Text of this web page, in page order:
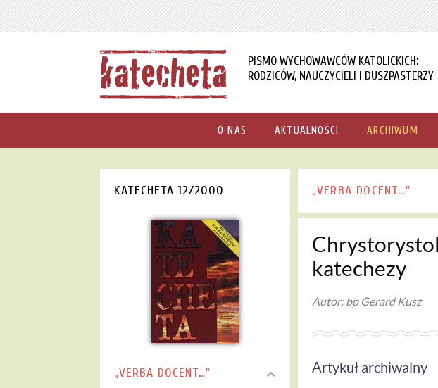
PISMO WYCHOWAWCÓW KATOLICKICH:
RODZICÓW, NAUCZYCIELI I DUSZPASTERZY
O NAS AKTUALNOŚCI ARCHIWUM
KATECHETA 12/2000
„VERBA DOCENT…”
„VERBA DOCENT…”
katechezy
Autor: bp Gerard Kusz
Artykuł archiwalny